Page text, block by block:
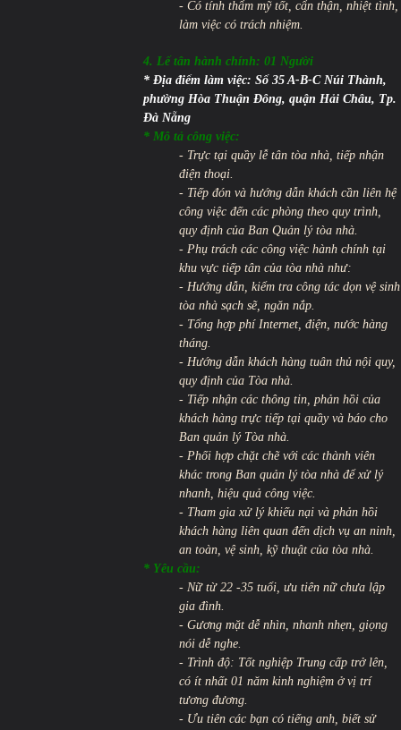
- Có tính thẩm mỹ tốt, cẩn thận, nhiệt tình,
làm việc có trách nhiệm.
4. Lế tân hành chính: 01 Người
* Địa điểm làm việc: Số 35 A-B-C Núi Thành,
phường Hòa Thuận Đông, quận Hải Châu, Tp.
Đà Nẵng
* Mô tả công việc:
- Trực tại quầy lễ tân tòa nhà, tiếp nhận
điện thoại.
- Tiếp đón và hướng dẫn khách cần liên hệ
công việc đến các phòng theo quy trình,
quy định của Ban Quản lý tòa nhà.
- Phụ trách các công việc hành chính tại
khu vực tiếp tân của tòa nhà như:
- Hướng dẫn, kiểm tra công tác dọn vệ sinh
tòa nhà sạch sẽ, ngăn nắp.
- Tổng hợp phí Internet, điện, nước hàng
tháng.
- Hướng dẫn khách hàng tuân thủ nội quy,
quy định của Tòa nhà.
- Tiếp nhận các thông tin, phản hồi của
khách hàng trực tiếp tại quầy và báo cho
Ban quản lý Tòa nhà.
- Phối hợp chặt chẽ với các thành viên
khác trong Ban quản lý tòa nhà để xử lý
nhanh, hiệu quả công việc.
- Tham gia xử lý khiếu nại và phản hồi
khách hàng liên quan đến dịch vụ an ninh,
an toàn, vệ sinh, kỹ thuật của tòa nhà.
* Yêu cầu:
- Nữ từ 22 -35 tuổi, ưu tiên nữ chưa lập
gia đình.
- Gương mặt dễ nhìn, nhanh nhẹn, giọng
nói dễ nghe.
- Trình độ: Tốt nghiệp Trung cấp trở lên,
có ít nhất 01 năm kinh nghiệm ở vị trí
tương đương.
- Ưu tiên các bạn có tiếng anh, biết sử